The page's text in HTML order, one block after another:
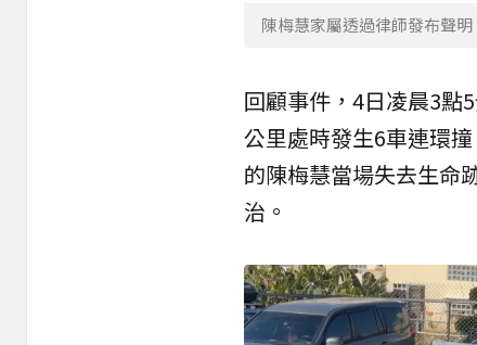
陳梅慧家屬透過律師發布聲
回顧事件，4日凌晨3點
公里處時發生6車連環
的陳梅慧當場失去生命
治。